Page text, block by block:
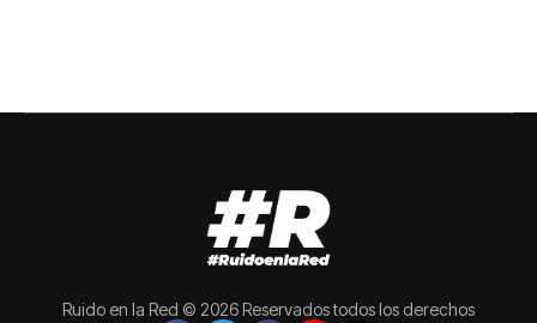
Ruido en la Red © 2026 Reservados todos los derechos